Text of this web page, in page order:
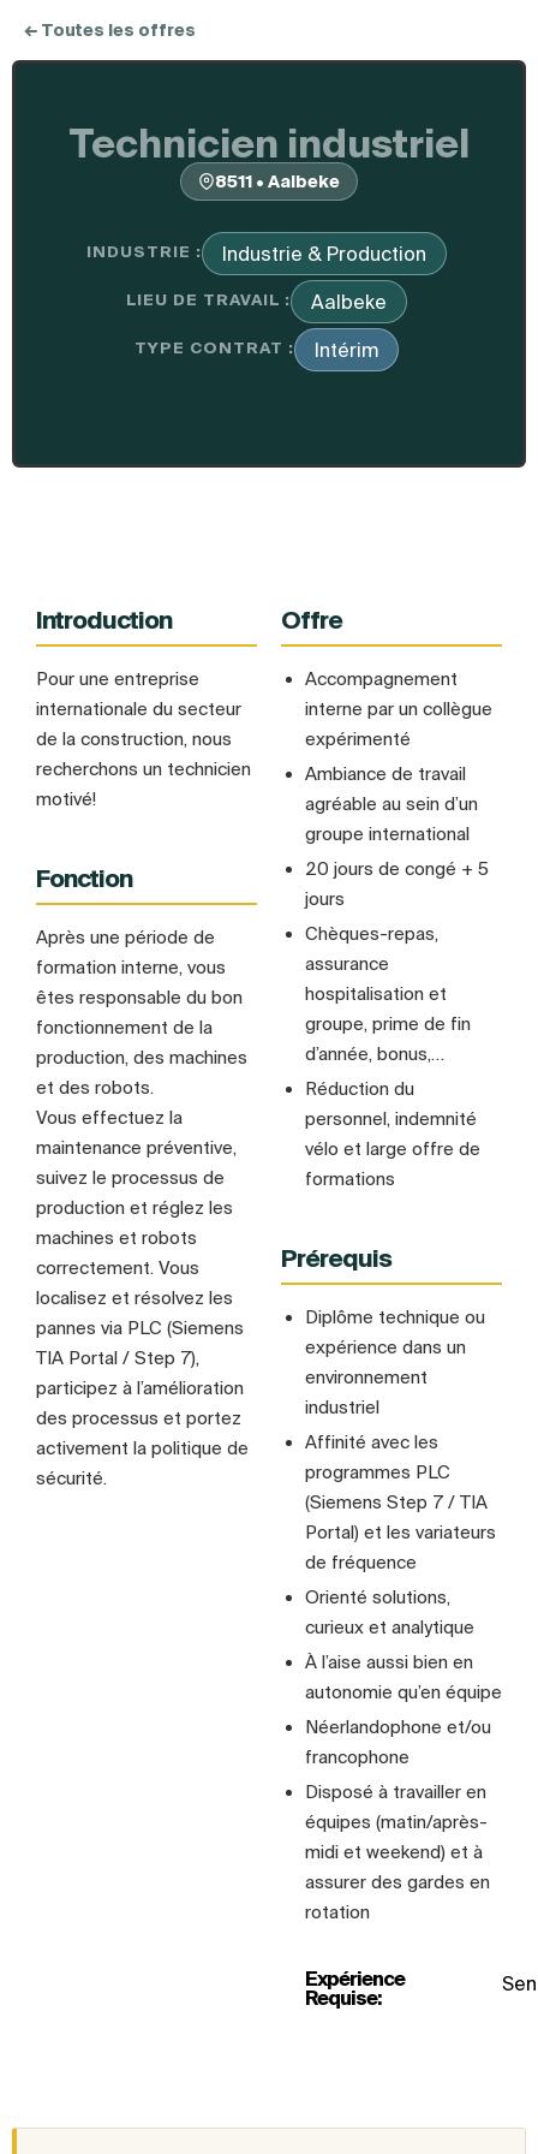
← Toutes les offres
Technicien industriel
8511 • Aalbeke
INDUSTRIE : Industrie & Production
LIEU DE TRAVAIL : Aalbeke
TYPE CONTRAT : Intérim
Introduction
Pour une entreprise
internationale du secteur
de la construction, nous
recherchons un technicien
motivé!
Fonction
Après une période de
formation interne, vous
êtes responsable du bon
fonctionnement de la
production, des machines
et des robots.
Vous effectuez la
maintenance préventive,
suivez le processus de
production et réglez les
machines et robots
correctement. Vous
localisez et résolvez les
pannes via PLC (Siemens
TIA Portal / Step 7),
participez à l’amélioration
des processus et portez
activement la politique de
sécurité.
Offre
Accompagnement
interne par un collègue
expérimenté
Ambiance de travail
agréable au sein d’un
groupe international
20 jours de congé + 5
jours
Chèques-repas,
assurance
hospitalisation et
groupe, prime de fin
d’année, bonus,…
Réduction du
personnel, indemnité
vélo et large offre de
formations
Prérequis
Diplôme technique ou
expérience dans un
environnement
industriel
Affinité avec les
programmes PLC
(Siemens Step 7 / TIA
Portal) et les variateurs
de fréquence
Orienté solutions,
curieux et analytique
À l’aise aussi bien en
autonomie qu’en équipe
Néerlandophone et/ou
francophone
Disposé à travailler en
équipes (matin/après-
midi et weekend) et à
assurer des gardes en
rotation
Expérience
Requise: